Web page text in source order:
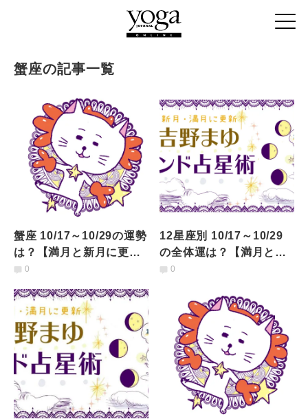
蟹座の記事一覧
蟹座 10/17～10/29の運勢
は？【満月と新月に更
新！インド占星術】
0
12星座別 10/17～10/29
の全体運は？【満月と新
月に更新！インド占星
0